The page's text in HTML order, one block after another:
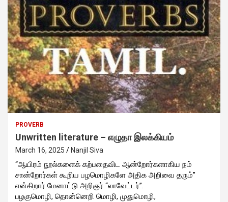
PROVERB
Unwritten literature – எழுதா இலக்கியம்
March 16, 2025 Nanjil Siva
“ஆயிரம் நூல்களைக் கற்பதைவிட ஆன்றோர்களாகிய நம்
சான்றோர்கள் கூறிய பழமொழிகளே அதிக அறிவை தரும்”
என்கிறார் மேனாட்டு அறிஞர் “லாவேட்டர்”.
பழகுமொழி, தொன்னெறி மொழி, முதுமொழி,